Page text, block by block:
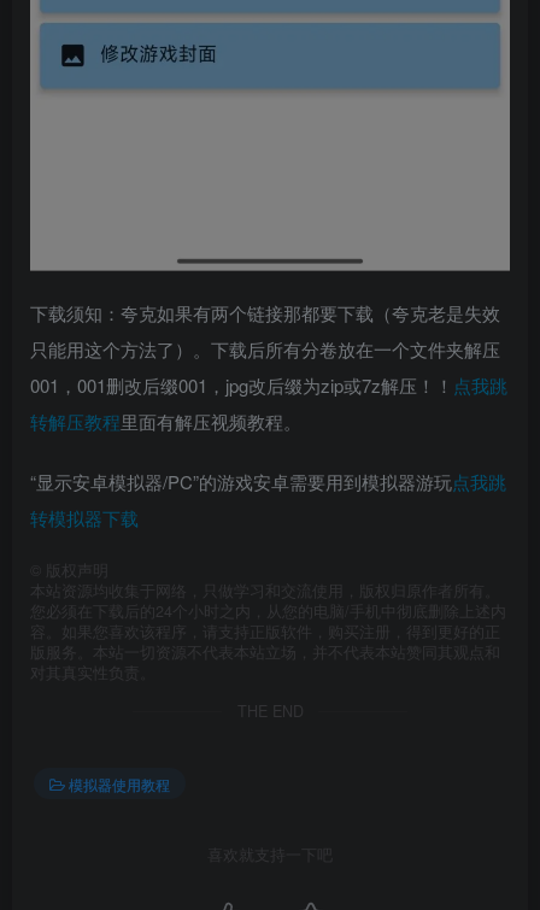
下载须知：夸克如果有两个链接那都要下载（夸克老是失效
只能用这个方法了）。下载后所有分卷放在一个文件夹解压
001，001删改后缀001，jpg改后缀为zip或7z解压！！ 点我跳
转解压教程里面有解压视频教程。
“显示安卓模拟器/PC”的游戏安卓需要用到模拟器游玩点我跳
转模拟器下载
版权声明
本站资源均收集于网络，只做学习和交流使用，版权归原作者所有。
您必须在下载后的24个小时之内，从您的电脑/手机中彻底删除上述内
容。如果您喜欢该程序，请支持正版软件，购买注册，得到更好的正
版服务。本站一切资源不代表本站立场，并不代表本站赞同其观点和
对其真实性负责。
THE END
模拟器使用教程
喜欢就支持一下吧